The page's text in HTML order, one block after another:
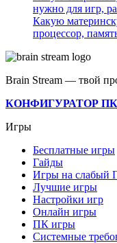
нужно для игр,
Какую
процессор,
Brain Stream — твой
КОНФИГУРАТОР ПК
Игры
Бесплатные игры
Гайды
Игры на слабый
Лучшие игры
Настройки игр
Онлайн игры
ПК игры
Системные